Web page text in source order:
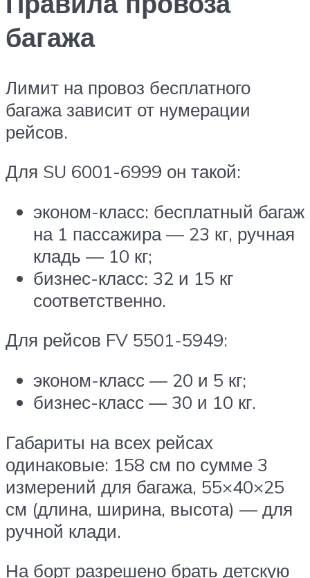
багажа
Лимит на провоз бесплатного
багажа зависит от нумерации
рейсов.
Для SU 6001-6999 он такой:
эконом-класс: бесплатный багаж
на 1 пассажира — 23 кг, ручная
кладь — 10 кг;
бизнес-класс: 32 и 15 кг
соответственно.
Для рейсов FV 5501-5949:
эконом-класс — 20 и 5 кг;
бизнес-класс — 30 и 10 кг.
Габариты на всех рейсах
одинаковые: 158 см по сумме 3
измерений для багажа, 55×40×25
см (длина, ширина, высота) — для
ручной клади.
На борт разрешено брать детскую